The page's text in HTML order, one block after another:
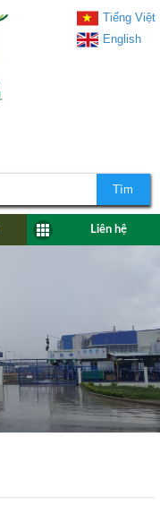
Tiếng Việt
English
Tìm
Liên hệ